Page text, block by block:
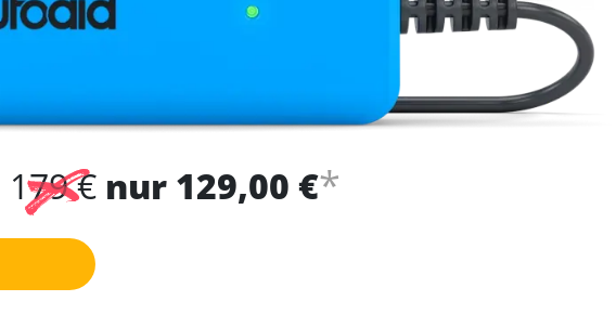
179 € nur 129,00 €*